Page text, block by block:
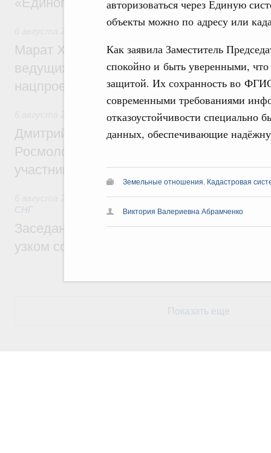
авторизоваться через Единую
объекты можно по адресу или
Как заявила Заместитель
спокойно и быть уверенными,
защитой. Их сохранность во
современными требованиями
отказоустойчивости специально
данных, обеспечивающие
Земельные отношения. Кадастровая
Виктория Валериевна Абрамченко
Национальный проект «Инфраструктура
Марат Хуснуллин: Порядка 200
ведущих к спортивным объектам,
нацпроекту «Инфраструктура для
Молодёжная политика
Дмитрий Чернышенко, Сергей Кравцов и
Росмолодёжи Григорий Гуров
участников проекта «Кольцо открытий»
Евразийский экономический союз.
СНГ
Заседание Евразийского
узком составе
Показать еще